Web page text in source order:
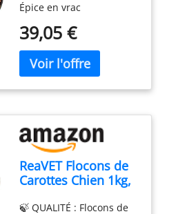
végétales 20 g – 4,9
kg Daucus carota
(900 g)
Épice en vrac
39,05 €
ReaVET Flocons de
Carottes Chien 1kg,
Chiens sans
🍃 QUALITÉ : Flocons de